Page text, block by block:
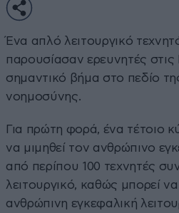
Ένα απλό λειτουργικό
παρουσίασαν ερευνητές
σημαντικό βήμα στο πεδίο
νοημοσύνης.
Για πρώτη φορά, ένα τέτοιο
να μιμηθεί τον ανθρώπινο
από περίπου 100 τεχνητές
λειτουργικό, καθώς μπορεί
ανθρώπινη εγκεφαλική